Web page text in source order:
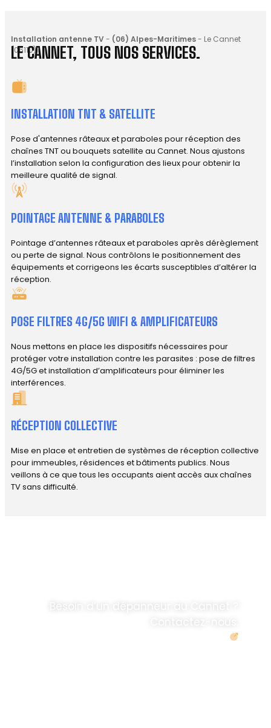
Installation antenne TV- (06) Alpes-Maritimes- Le Cannet
(06110)
LE CANNET, TOUS NOS SERVICES.
INSTALLATION TNT & SATELLITE
Pose d'antennes râteaux et paraboles pour réception des
chaînes TNT ou bouquets satellite au Cannet. Nous ajustons
l’installation selon la configuration des lieux pour obtenir la
meilleure qualité de signal.
POINTAGE ANTENNE & PARABOLES
Pointage d’antennes râteaux et paraboles après dérèglement
ou perte de signal. Nous contrôlons le positionnement des
équipements et corrigeons les écarts susceptibles d’altérer la
réception.
POSE FILTRES 4G/5G WIFI & AMPLIFICATEURS
Nous mettons en place les dispositifs nécessaires pour
protéger votre installation contre les parasites : pose de filtres
4G/5G et installation d’amplificateurs pour éliminer les
interférences.
RÉCEPTION COLLECTIVE
Mise en place et entretien de systèmes de réception collective
pour immeubles, résidences et bâtiments publics. Nous
veillons à ce que tous les occupants aient accès aux chaînes
TV sans difficulté.
Besoin d’un dépanneur au Cannet ?